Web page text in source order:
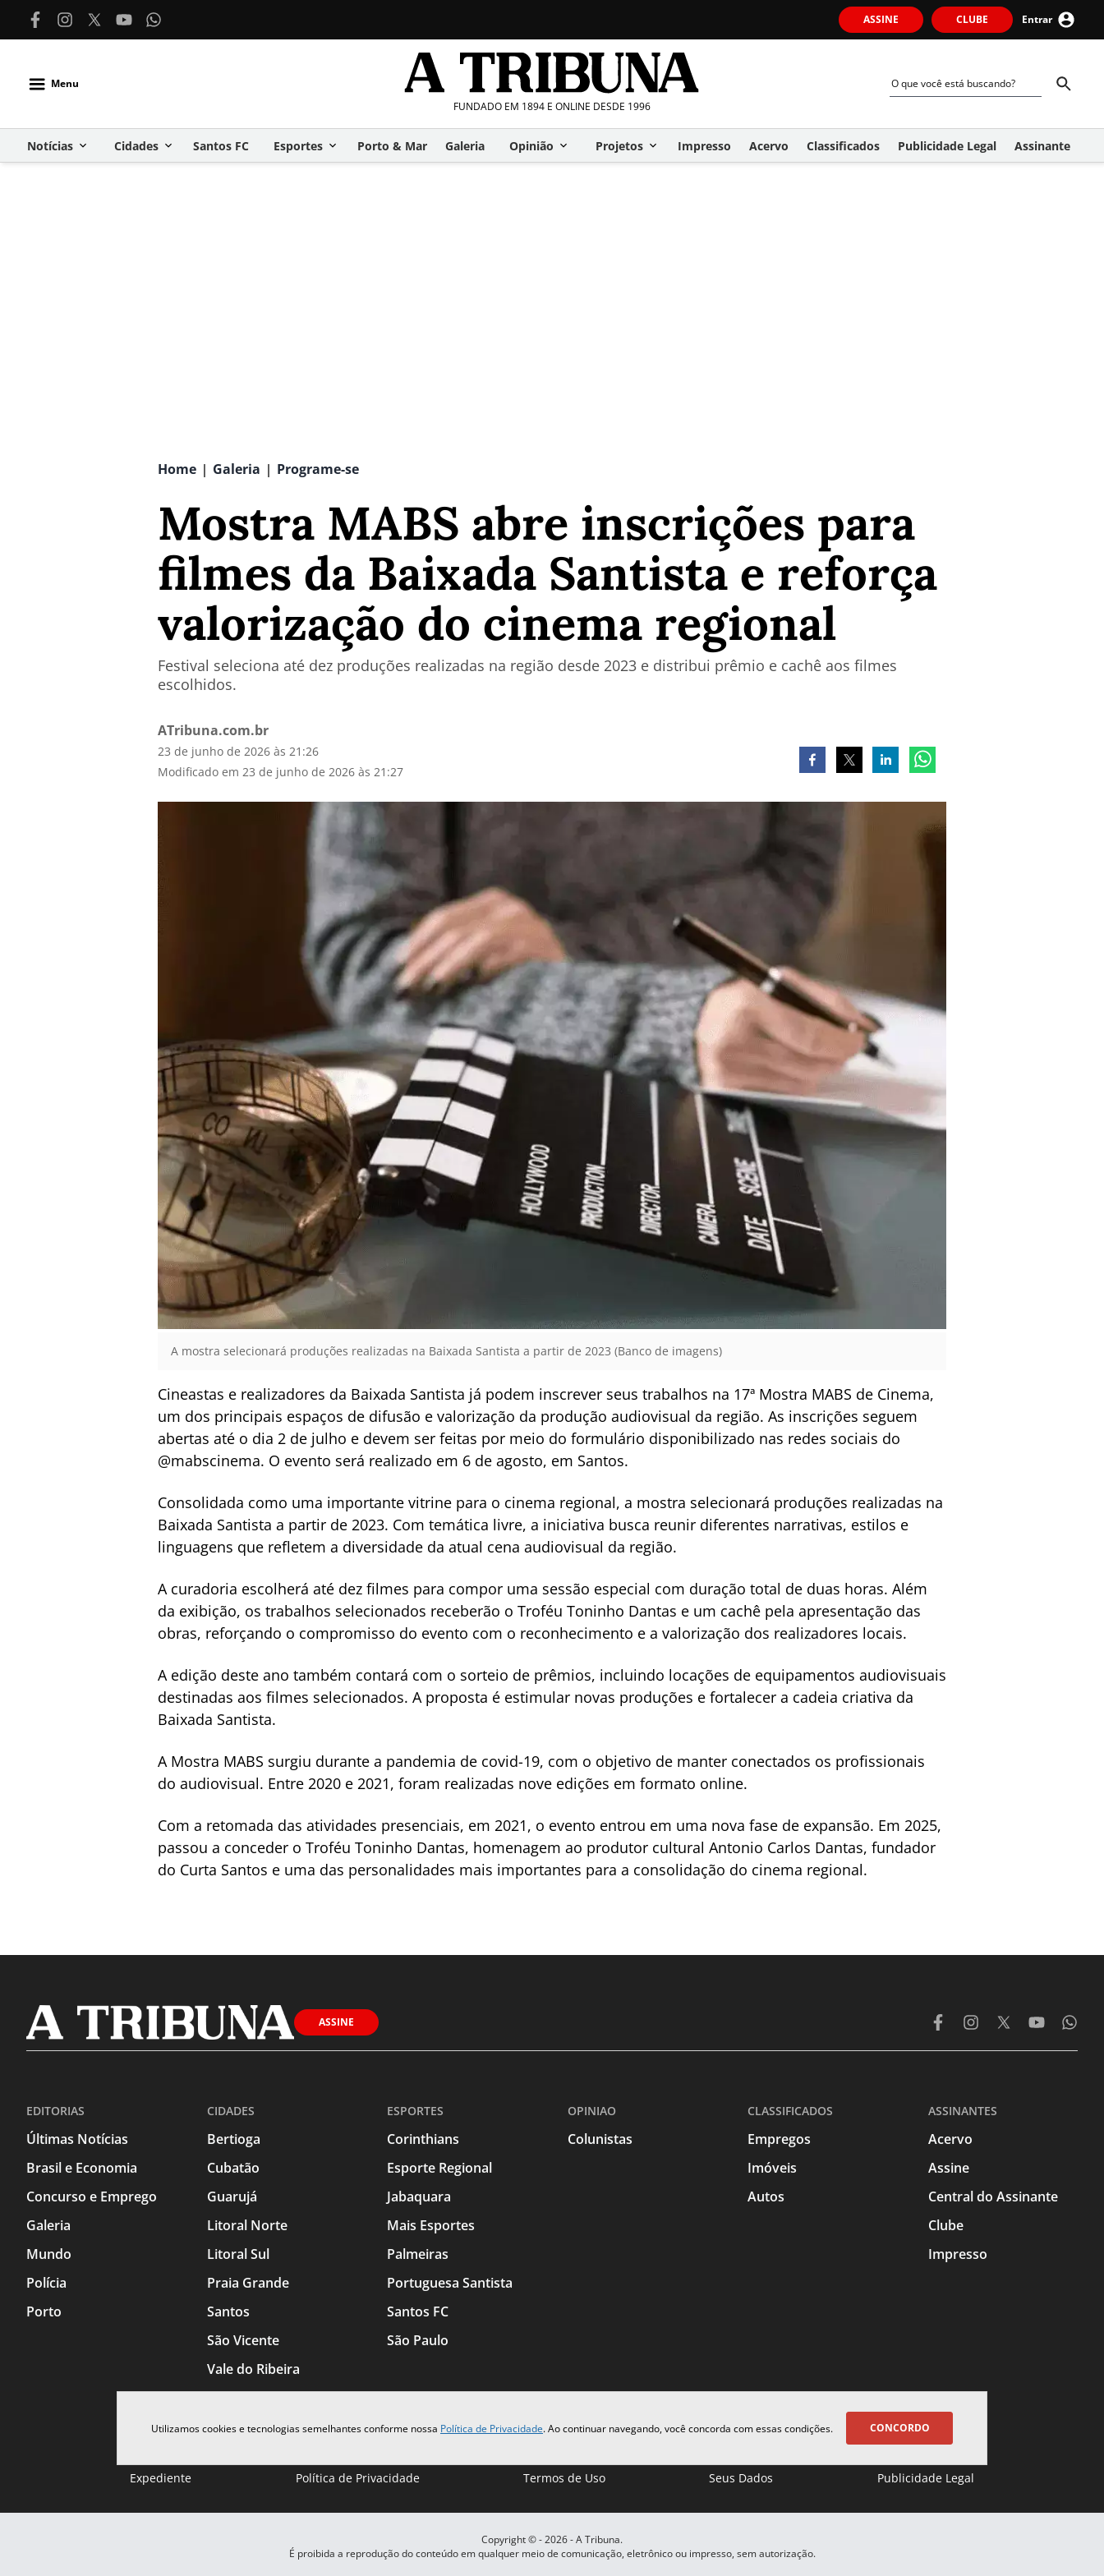
ASSINE CLUBE Entrar
Menu
FUNDADO EM 1894 E ONLINE DESDE 1996
Notícias Cidades Santos FC Esportes Porto & Mar Galeria Opinião Projetos Impresso Acervo Classificados Publicidade Legal Assinante
Home | Galeria | Programe-se
Mostra MABS abre inscrições para
filmes da Baixada Santista e reforça
valorização do cinema regional
Festival seleciona até dez produções realizadas na região desde 2023 e distribui prêmio e cachê aos filmes
escolhidos.
ATribuna.com.br
23 de junho de 2026 às 21:26
Modificado em 23 de junho de 2026 às 21:27
A mostra selecionará produções realizadas na Baixada Santista a partir de 2023 (Banco de imagens)
Cineastas e realizadores da Baixada Santista já podem inscrever seus trabalhos na 17ª Mostra MABS de Cinema,
um dos principais espaços de difusão e valorização da produção audiovisual da região. As inscrições seguem
abertas até o dia 2 de julho e devem ser feitas por meio do formulário disponibilizado nas redes sociais do
@mabscinema. O evento será realizado em 6 de agosto, em Santos.
Consolidada como uma importante vitrine para o cinema regional, a mostra selecionará produções realizadas na
Baixada Santista a partir de 2023. Com temática livre, a iniciativa busca reunir diferentes narrativas, estilos e
linguagens que refletem a diversidade da atual cena audiovisual da região.
A curadoria escolherá até dez filmes para compor uma sessão especial com duração total de duas horas. Além
da exibição, os trabalhos selecionados receberão o Troféu Toninho Dantas e um cachê pela apresentação das
obras, reforçando o compromisso do evento com o reconhecimento e a valorização dos realizadores locais.
A edição deste ano também contará com o sorteio de prêmios, incluindo locações de equipamentos audiovisuais
destinadas aos filmes selecionados. A proposta é estimular novas produções e fortalecer a cadeia criativa da
Baixada Santista.
A Mostra MABS surgiu durante a pandemia de covid-19, com o objetivo de manter conectados os profissionais
do audiovisual. Entre 2020 e 2021, foram realizadas nove edições em formato online.
Com a retomada das atividades presenciais, em 2021, o evento entrou em uma nova fase de expansão. Em 2025,
passou a conceder o Troféu Toninho Dantas, homenagem ao produtor cultural Antonio Carlos Dantas, fundador
do Curta Santos e uma das personalidades mais importantes para a consolidação do cinema regional.
Utilizamos cookies e tecnologias semelhantes conforme nossa Política de Privacidade. Ao continuar navegando, você concorda com essas condições. CONCORDO
ASSINE
EDITORIAS
Últimas Notícias
Brasil e Economia
Concurso e Emprego
Galeria
Mundo
Polícia
Porto
CIDADES
Bertioga
Cubatão
Guarujá
Litoral Norte
Litoral Sul
Praia Grande
Santos
São Vicente
Vale do Ribeira
ESPORTES
Corinthians
Esporte Regional
Jabaquara
Mais Esportes
Palmeiras
Portuguesa Santista
Santos FC
São Paulo
OPINIAO
Colunistas
CLASSIFICADOS
Empregos
Imóveis
Autos
ASSINANTES
Acervo
Assine
Central do Assinante
Clube
Impresso
Expediente Política de Privacidade Termos de Uso Seus Dados Publicidade Legal
Copyright © -2026- A Tribuna.
É proibida a reprodução do conteúdo em qualquer meio de comunicação, eletrônico ou impresso, sem autorização.